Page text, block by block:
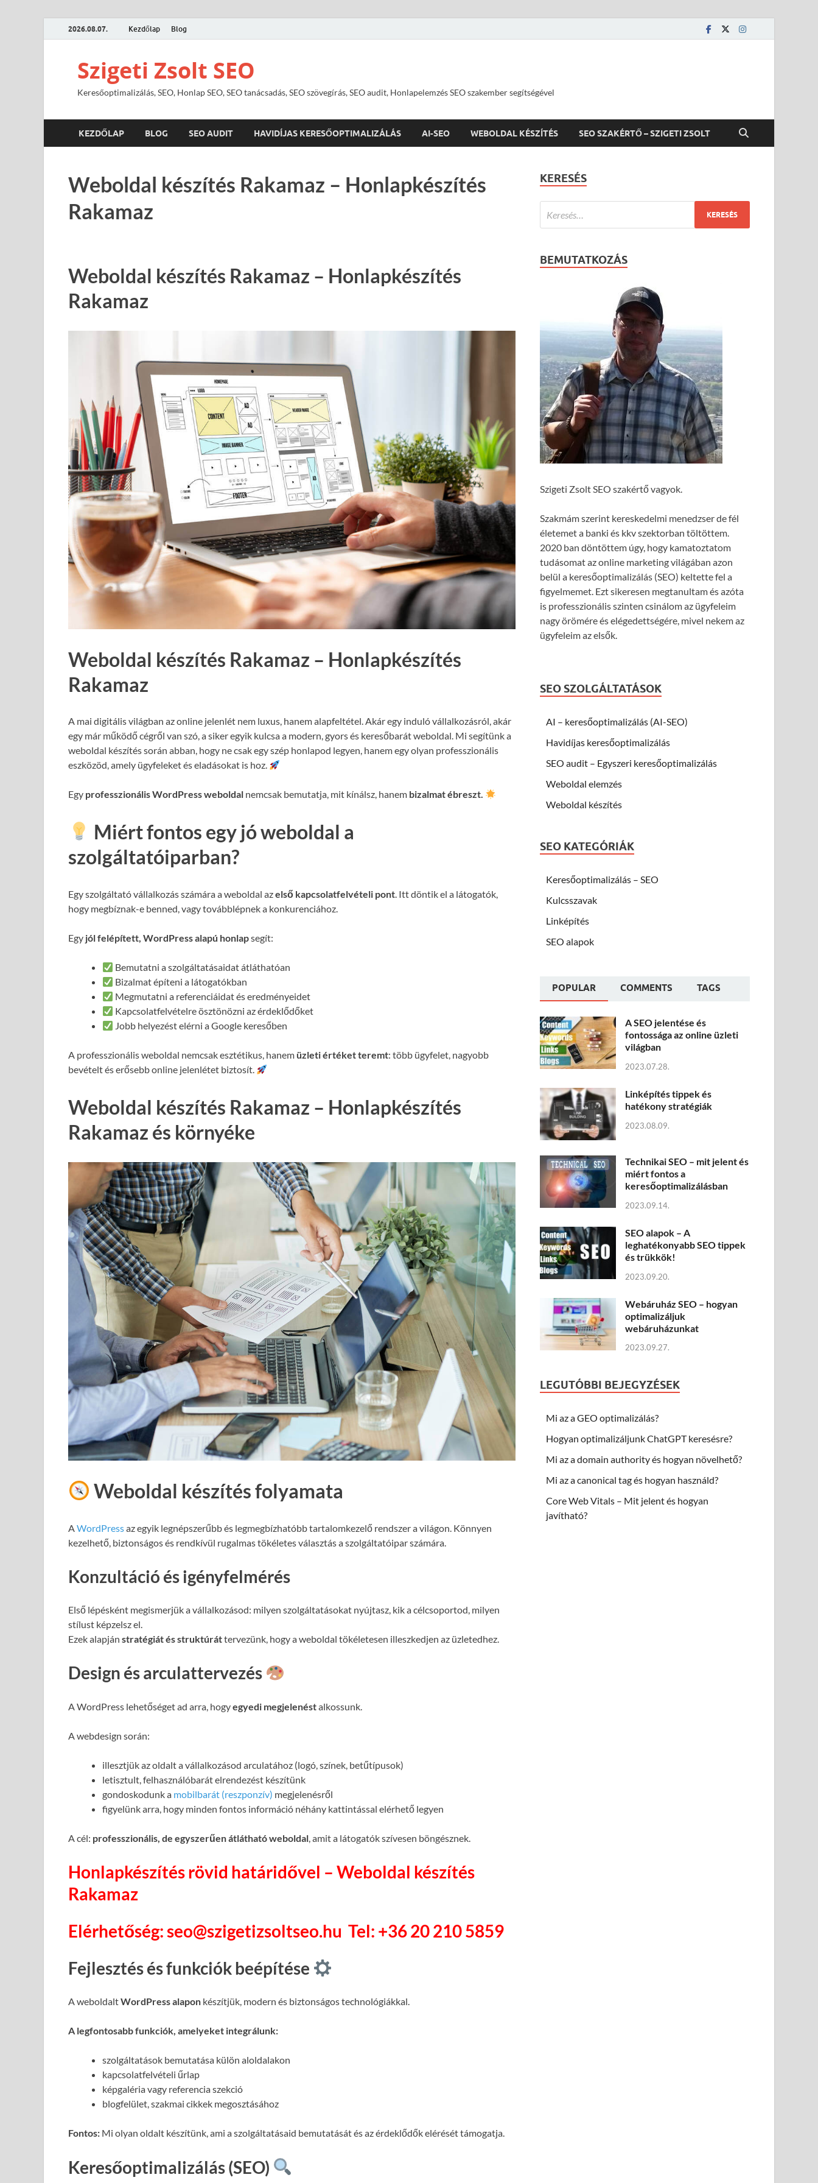
2026.08.07. Kezdőlap Blog
Szigeti Zsolt SEO
Keresőoptimalizálás, SEO, Honlap SEO, SEO tanácsadás, SEO szövegírás, SEO audit, Honlapelemzés SEO szakember segítségével
KEZDŐLAP BLOG SEO AUDIT HAVIDÍJAS KERESŐOPTIMALIZÁLÁS AI-SEO WEBOLDAL KÉSZÍTÉS SEO SZAKÉRTŐ – SZIGETI ZSOLT
Weboldal készítés Rakamaz – Honlapkészítés
Rakamaz
Weboldal készítés Rakamaz – Honlapkészítés
Rakamaz
Weboldal készítés Rakamaz – Honlapkészítés
Rakamaz
A mai digitális világban az online jelenlét nem luxus, hanem alapfeltétel. Akár egy induló vállalkozásról, akár
egy már működő cégről van szó, a siker egyik kulcsa a modern, gyors és keresőbarát weboldal. Mi segítünk a
weboldal készítés során abban, hogy ne csak egy szép honlapod legyen, hanem egy olyan professzionális
eszközöd, amely ügyfeleket és eladásokat is hoz.
Egy professzionális WordPress weboldal nemcsak bemutatja, mit kínálsz, hanem bizalmat ébreszt.
Miért fontos egy jó weboldal a
szolgáltatóiparban?
Egy szolgáltató vállalkozás számára a weboldal azelső kapcsolatfelvételi pont. Itt döntik el a látogatók,
hogy megbíznak-e benned, vagy továbblépnek a konkurenciához.
Egy jól felépített, WordPress alapú honlapsegít:
Bemutatni a szolgáltatásaidat átláthatóan
Bizalmat építeni a látogatókban
Megmutatni a referenciáidat és eredményeidet
Kapcsolatfelvételre ösztönözni az érdeklődőket
Jobb helyezést elérni a Google keresőben
A professzionális weboldal nemcsak esztétikus, hanem üzleti értéket teremt: több ügyfelet, nagyobb
bevételt és erősebb online jelenlétet biztosít.
Weboldal készítés Rakamaz – Honlapkészítés
Rakamaz és környéke
Weboldal készítés folyamata
AWordPressaz egyik legnépszerűbb és legmegbízhatóbb tartalomkezelő rendszer a világon. Könnyen
kezelhető, biztonságos és rendkívül rugalmas tökéletes választás a szolgáltatóipar számára.
Konzultáció és igényfelmérés
Első lépésként megismerjük a vállalkozásod: milyen szolgáltatásokat nyújtasz, kik a célcsoportod, milyen
stílust képzelsz el.
Ezek alapján stratégiát és struktúráttervezünk, hogy a weboldal tökéletesen illeszkedjen az üzletedhez.
Design és arculattervezés
A WordPress lehetőséget ad arra, hogyegyedi megjelenéstalkossunk.
A webdesign során:
illesztjük az oldalt a vállalkozásod arculatához (logó, színek, betűtípusok)
letisztult, felhasználóbarát elrendezést készítünk
gondoskodunk a mobilbarát (reszponzív) megjelenésről
figyelünk arra, hogy minden fontos információ néhány kattintással elérhető legyen
A cél: professzionális, de egyszerűen átlátható weboldal , amit a látogatók szívesen böngésznek.
Honlapkészítés rövid határidővel – Weboldal készítés
Rakamaz
Elérhetőség: seo@szigetizsoltseo.hu Tel: +36 20 210 5859
Fejlesztés és funkciók beépítése
A weboldaltWordPress alapon készítjük, modern és biztonságos technológiákkal.
A legfontosabb funkciók, amelyeket integrálunk:
szolgáltatások bemutatása külön aloldalakon
kapcsolatfelvételi űrlap
képgaléria vagy referencia szekció
blogfelület, szakmai cikkek megosztásához
Fontos: Mi olyan oldalt készítünk, ami a szolgáltatásaid bemutatását és az érdeklődők elérését támogatja.
Keresőoptimalizálás (SEO)
KERESÉS
BEMUTATKOZÁS
Szigeti Zsolt SEO szakértő vagyok.
Szakmám szerint kereskedelmi menedzser de fél
életemet a banki és kkv szektorban töltöttem.
2020 ban döntöttem úgy, hogy kamatoztatom
tudásomat az online marketing világában azon
belül a keresőoptimalizálás (SEO) keltette fel a
figyelmemet. Ezt sikeresen megtanultam és azóta
is professzionális szinten csinálom az ügyfeleim
nagy örömére és elégedettségére, mivel nekem az
ügyfeleim az elsők.
SEO SZOLGÁLTATÁSOK
AI – keresőoptimalizálás (AI-SEO)
Havidíjas keresőoptimalizálás
SEO audit – Egyszeri keresőoptimalizálás
Weboldal elemzés
Weboldal készítés
SEO KATEGÓRIÁK
Keresőoptimalizálás – SEO
Kulcsszavak
Linképítés
SEO alapok
POPULAR COMMENTS TAGS
A SEO jelentése és
fontossága az online üzleti
világban
2023.07.28.
Linképítés tippek és
hatékony stratégiák
2023.08.09.
Technikai SEO – mit jelent és
miért fontos a
keresőoptimalizálásban
2023.09.14.
SEO alapok – A
leghatékonyabb SEO tippek
és trükkök!
2023.09.20.
Webáruház SEO – hogyan
optimalizáljuk
webáruházunkat
2023.09.27.
LEGUTÓBBI BEJEGYZÉSEK
Mi az a GEO optimalizálás?
Hogyan optimalizáljunk ChatGPT keresésre?
Mi az a domain authority és hogyan növelhető?
Mi az a canonical tag és hogyan használd?
Core Web Vitals – Mit jelent és hogyan
javítható?